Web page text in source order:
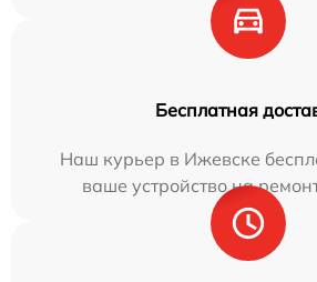
Бесплатная
Наш курьер в Ижевске
ваше устройство на